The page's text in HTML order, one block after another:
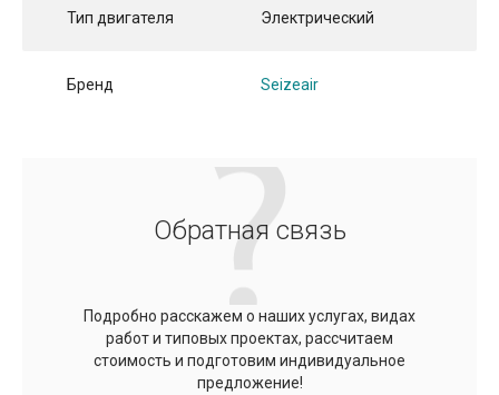
Тип двигателя Электрический
Бренд Seizeair
Обратная связь
Подробно расскажем о наших услугах, видах
работ и типовых проектах, рассчитаем
стоимость и подготовим индивидуальное
предложение!